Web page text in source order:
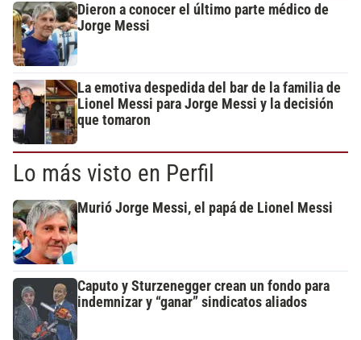
Dieron a conocer el último parte médico de
Jorge Messi
La emotiva despedida del bar de la familia de
Lionel Messi para Jorge Messi y la decisión
que tomaron
Lo más visto en Perfil
Murió Jorge Messi, el papá de Lionel Messi
Caputo y Sturzenegger crean un fondo para
indemnizar y “ganar” sindicatos aliados